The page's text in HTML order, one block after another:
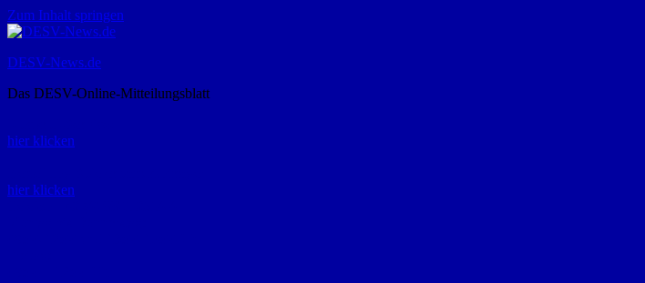
Zum Inhalt springen
DESV-News.de
Das DESV-Online-Mitteilungsblatt
hier klicken
hier klicken